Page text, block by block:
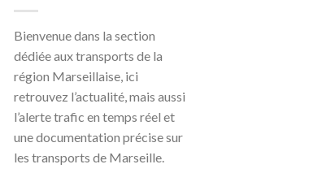
Bienvenue dans la section
dédiée aux transports de la
région Marseillaise, ici
retrouvez l’actualité, mais aussi
l’alerte trafic en temps réel et
une documentation précise sur
les transports de Marseille.